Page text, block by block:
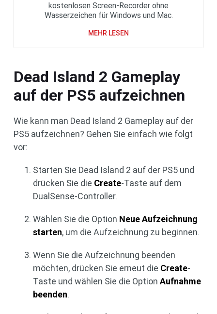
kostenlosen Screen-Recorder ohne
Wasserzeichen für Windows und Mac.
MEHR LESEN
Dead Island 2 Gameplay
auf der PS5 aufzeichnen
Wie kann man Dead Island 2 Gameplay auf der
PS5 aufzeichnen? Gehen Sie einfach wie folgt
vor:
Starten Sie Dead Island 2 auf der PS5 und
drücken Sie die Create-Taste auf dem
DualSense-Controller.
Wählen Sie die Option Neue Aufzeichnung
starten, um die Aufzeichnung zu beginnen.
Wenn Sie die Aufzeichnung beenden
möchten, drücken Sie erneut die Create-
Taste und wählen Sie die Option Aufnahme
beenden.